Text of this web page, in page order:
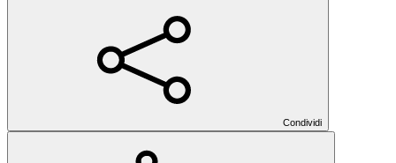
Condividi